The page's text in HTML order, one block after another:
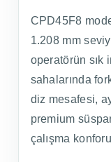
CPD45F8
1.208 mm
operatörün sık
sahalarında
diz mesafesi,
premium
çalışma